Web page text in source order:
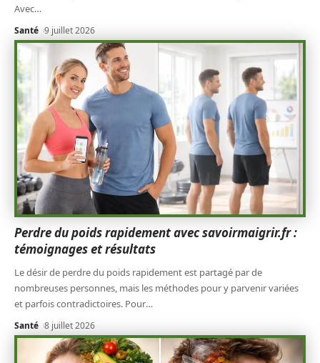
Avec…
Santé 9 juillet 2026
Perdre du poids rapidement avec savoirmaigrir.fr :
témoignages et résultats
Le désir de perdre du poids rapidement est partagé par de
nombreuses personnes, mais les méthodes pour y parvenir variées
et parfois contradictoires. Pour…
Santé 8 juillet 2026